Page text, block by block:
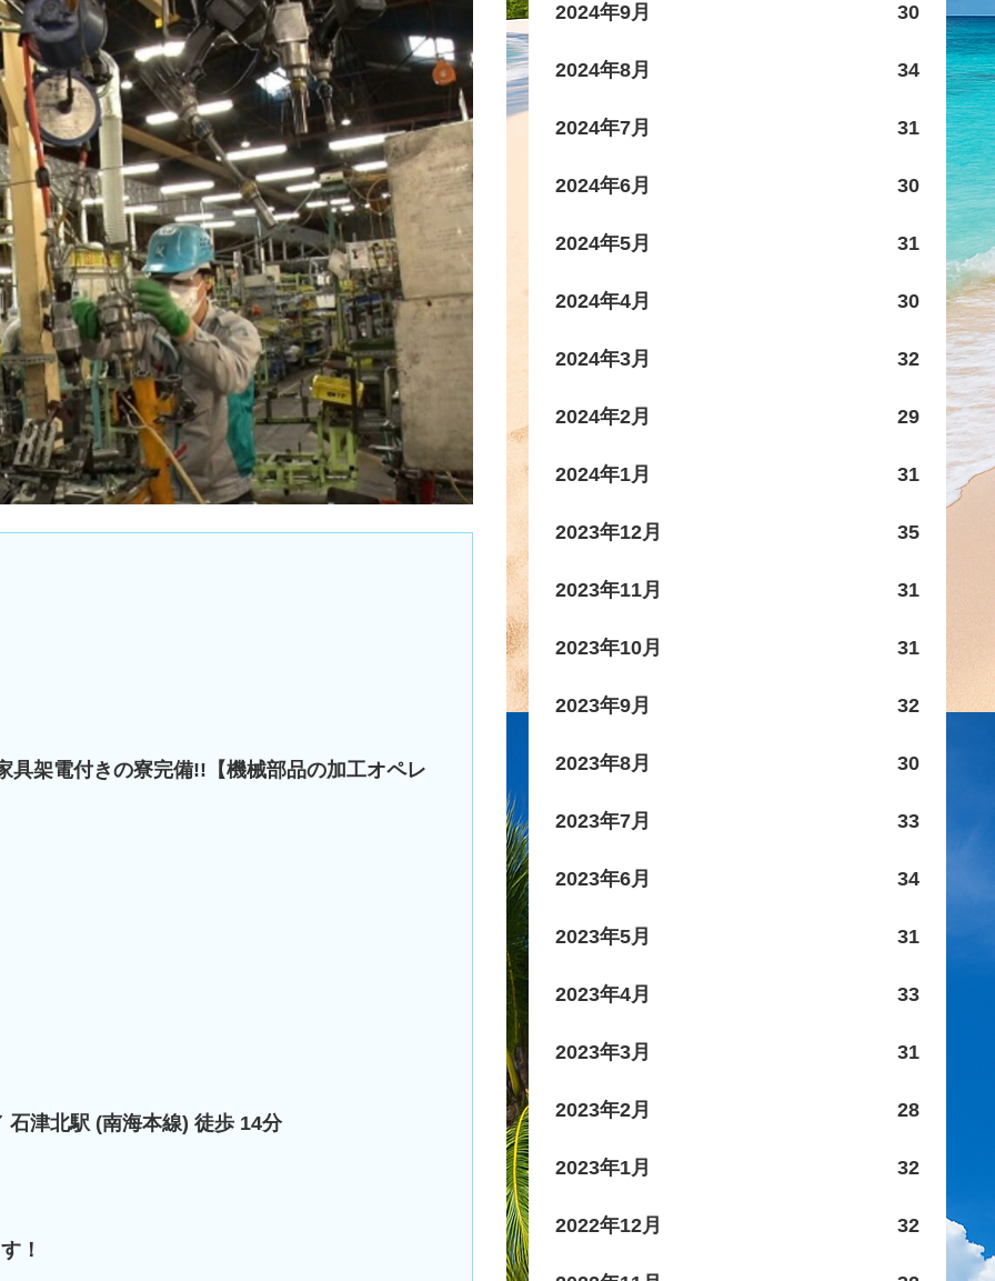
架電付きの寮完備!!【機械部品の加工オペレ
津北駅 (南海本線) 徒歩 14分
！
2024年9月 30
2024年8月 34
2024年7月 31
2024年6月 30
2024年5月 31
2024年4月 30
2024年3月 32
2024年2月 29
2024年1月 31
2023年12月 35
2023年11月 31
2023年10月 31
2023年9月 32
2023年8月 30
2023年7月 33
2023年6月 34
2023年5月 31
2023年4月 33
2023年3月 31
2023年2月 28
2023年1月 32
2022年12月 32